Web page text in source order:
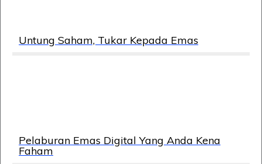
Untung Saham, Tukar Kepada Emas
Pelaburan Emas Digital Yang Anda Kena
Faham